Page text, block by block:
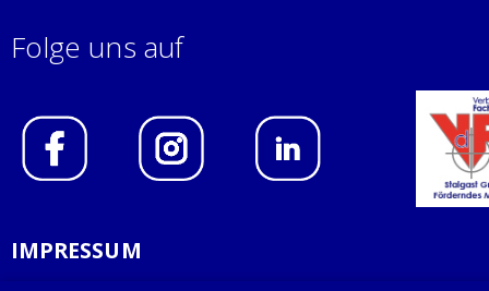
Folge uns auf
IMPRESSUM